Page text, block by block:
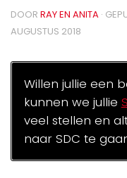
DOOR RAY EN ANITA ·
AUGUSTUS 2018
Willen jullie een
kunnen we jullie
veel stellen en
naar SDC te